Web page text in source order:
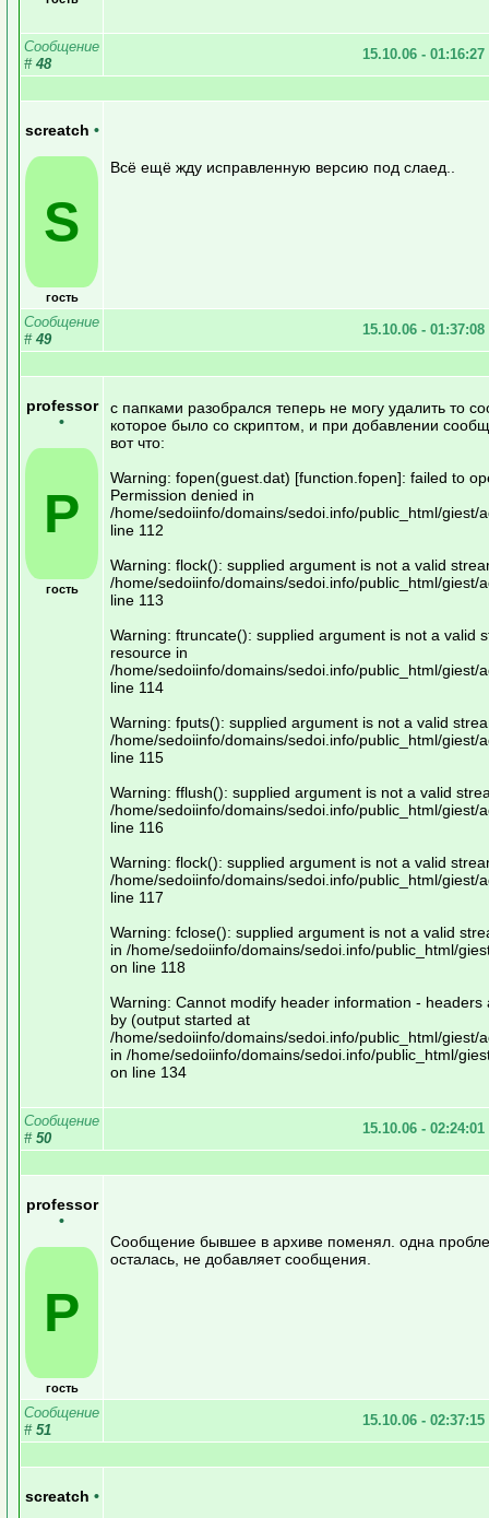
Сообщение
# 48
15.10.06 - 01:16:27
screatch •
S
гость
Всё ещё жду исправленную версию под слаед..
Сообщение
# 49
15.10.06 - 01:37:08
professor
•
P
гость
c папками разобрался теперь не могу удалить то
которое было со скриптом, и при добавлении
вот что:
Warning: fopen(guest.dat) [function.fopen]: failed to
Permission denied in
/home/sedoiinfo/domains/sedoi.info/public_html/giest/
line 112
Warning: flock(): supplied argument is not a valid
/home/sedoiinfo/domains/sedoi.info/public_html/giest/
line 113
Warning: ftruncate(): supplied argument is not a valid
resource in
/home/sedoiinfo/domains/sedoi.info/public_html/giest/
line 114
Warning: fputs(): supplied argument is not a valid
/home/sedoiinfo/domains/sedoi.info/public_html/giest/
line 115
Warning: fflush(): supplied argument is not a valid
/home/sedoiinfo/domains/sedoi.info/public_html/giest/
line 116
Warning: flock(): supplied argument is not a valid
/home/sedoiinfo/domains/sedoi.info/public_html/giest/
line 117
Warning: fclose(): supplied argument is not a valid
in /home/sedoiinfo/domains/sedoi.info/public_html/
on line 118
Warning: Cannot modify header information - headers
by (output started at
/home/sedoiinfo/domains/sedoi.info/public_html/giest/
in /home/sedoiinfo/domains/sedoi.info/public_html/
on line 134
Сообщение
# 50
15.10.06 - 02:24:01
professor
•
P
гость
Сообщение бывшее в архиве поменял. одна
осталась, не добавляет сообщения.
Сообщение
# 51
15.10.06 - 02:37:15
screatch •